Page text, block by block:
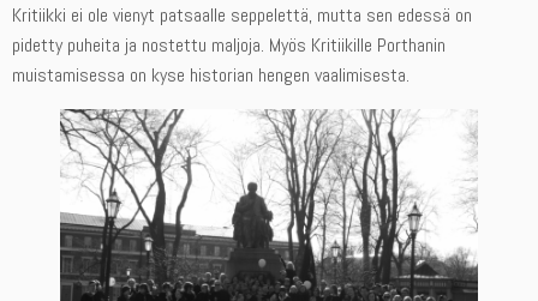
Kritiikki ei ole vienyt patsaalle seppelettä, mutta sen edessä on
pidetty puheita ja nostettu maljoja. Myös Kritiikille Porthanin
muistamisessa on kyse historian hengen vaalimisesta.